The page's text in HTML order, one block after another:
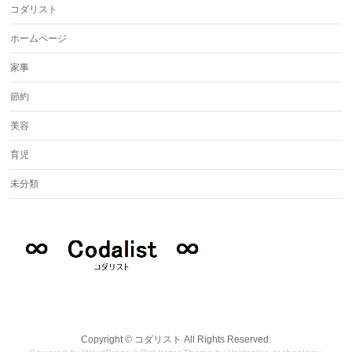
コダリスト
ホームページ
家事
節約
美容
育児
未分類
Copyright © コダリスト All Rights Reserved.